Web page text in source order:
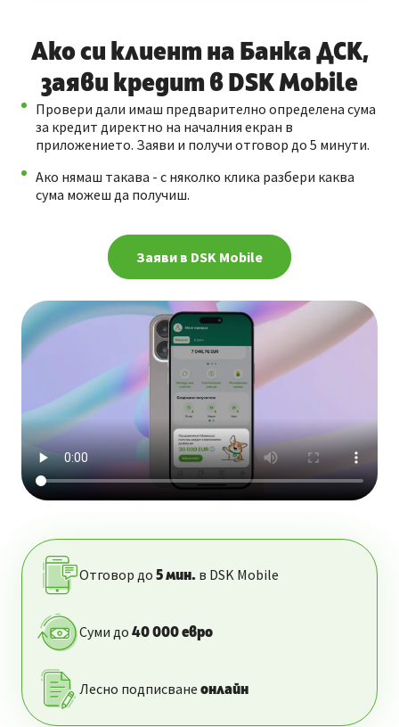
Ако си клиент на Банка ДСК,
заяви кредит в DSK Mobile
Провери дали имаш предварително определена сума
за кредит директно на началния екран в
приложението. Заяви и получи отговор до 5 минути.
Ако нямаш такава - с няколко клика разбери каква
сума можеш да получиш.
Заяви в DSK Mobile
Отговор до 5мин. в DSK Mobile
Суми до 40 000евро
Лесно подписване онлайн